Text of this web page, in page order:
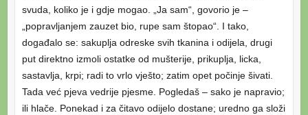
svuda, koliko je i gdje mogao. „Ja sam“, govorio je –
„popravljanjem zauzet bio, rupe sam štopao“. I tako,
događalo se: sakuplja odreske svih tkanina i odijela, drugi
put direktno izmoli ostatke od mušterije, prikuplja, licka,
sastavlja, krpi; radi to vrlo vješto; zatim opet počinje šivati.
Tada već pjeva vedrije pjesme. Pogledaš – sako je napravio;
ili hlače. Ponekad i za čitavo odijelo dostane; uredno ga složi